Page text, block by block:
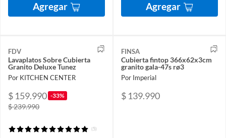
Agregar Agregar
FDV
Lavaplatos Sobre Cubierta
Granito Deluxe Tunez
Por KITCHEN CENTER
$ 159.990 -33%
$ 239.990
(5)
FINSA
Cubierta fintop 366x62x3cm
granito gala-47s rø3
Por Imperial
$ 139.990